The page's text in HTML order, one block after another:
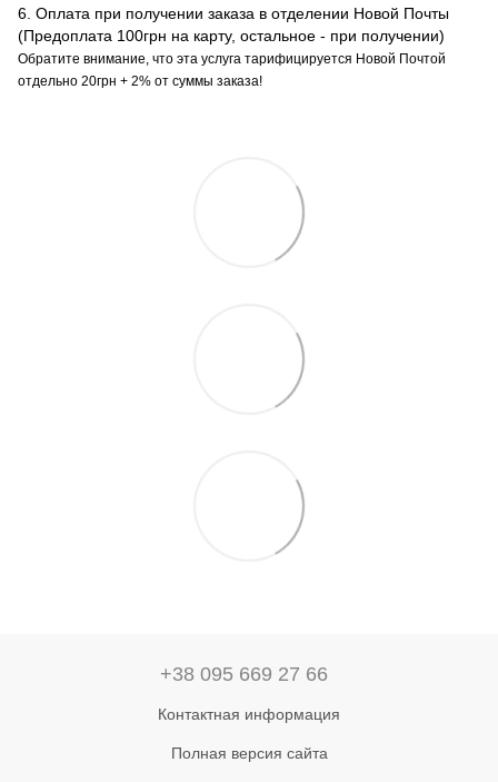
6. Оплата при получении заказа в отделении Новой Почты
(Предоплата 100грн на карту, остальное - при получении)
Обратите внимание, что эта услуга тарифицируется Новой Почтой
отдельно 20грн + 2% от суммы заказа!
+38 095 669 27 66
Контактная информация
Полная версия сайта